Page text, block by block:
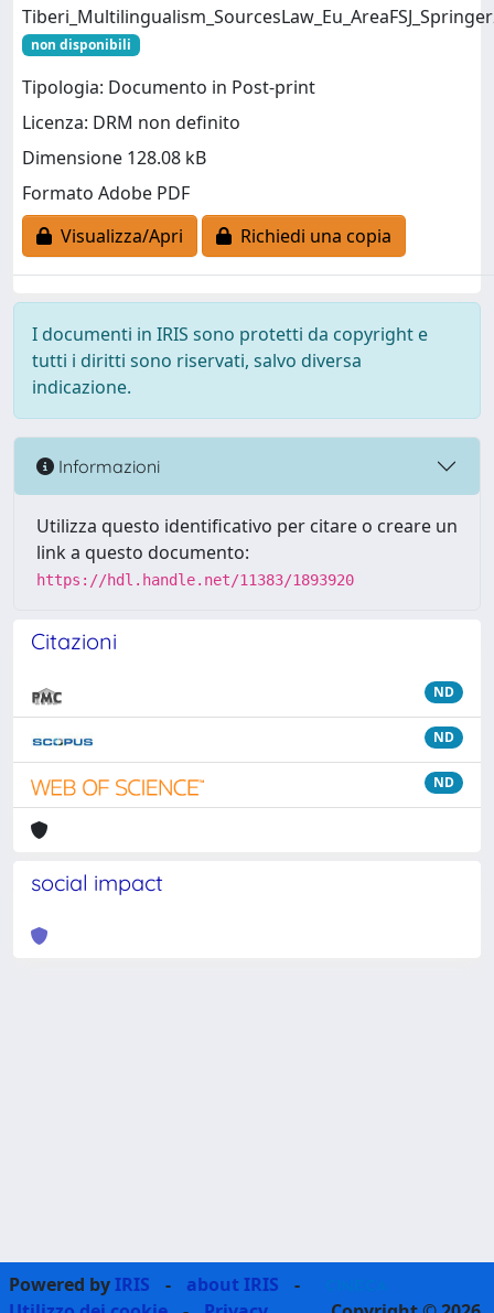
non disponibili
Tipologia: Documento in Post-print
Licenza: DRM non definito
Dimensione 128.08 kB
Formato Adobe PDF
Visualizza/Apri
Richiedi una copia
I documenti in IRIS sono protetti da copyright e
tutti i diritti sono riservati, salvo diversa
indicazione.
Informazioni
Utilizza questo identificativo per citare o creare un
link a questo documento:
https://hdl.handle.net/11383/1893920
Citazioni
ND
ND
ND
social impact
Powered byIRIS - about IRIS
-